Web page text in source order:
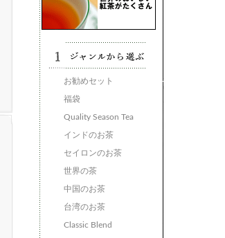
お勧めセット
福袋
Quality Season Tea
インドのお茶
セイロンのお茶
世界の茶
中国のお茶
台湾のお茶
Classic Blend